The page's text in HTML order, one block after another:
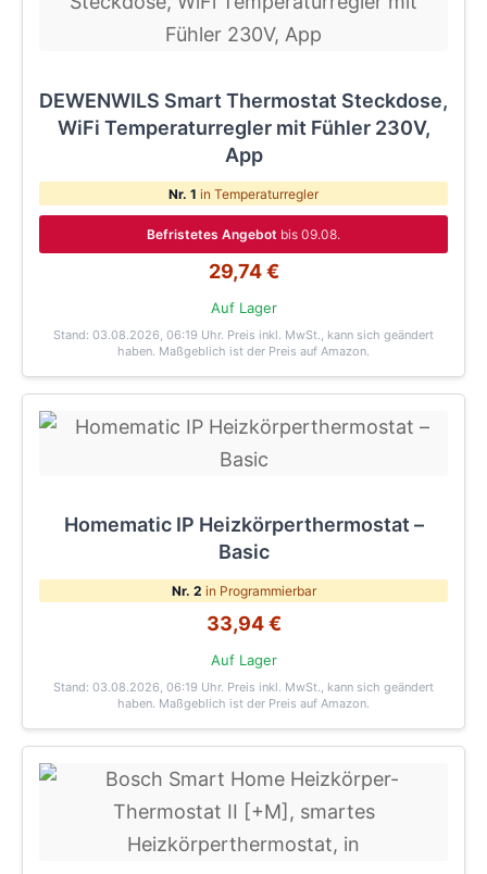
DEWENWILS Smart Thermostat Steckdose,
WiFi Temperaturregler mit Fühler 230V,
App
Nr. 1 in Temperaturregler
Befristetes Angebot bis 09.08.
29,74 €
Auf Lager
Stand: 03.08.2026, 06:19 Uhr. Preis inkl. MwSt., kann sich geändert
haben. Maßgeblich ist der Preis auf Amazon.
Homematic IP Heizkörperthermostat –
Basic
Nr. 2 in Programmierbar
33,94 €
Auf Lager
Stand: 03.08.2026, 06:19 Uhr. Preis inkl. MwSt., kann sich geändert
haben. Maßgeblich ist der Preis auf Amazon.